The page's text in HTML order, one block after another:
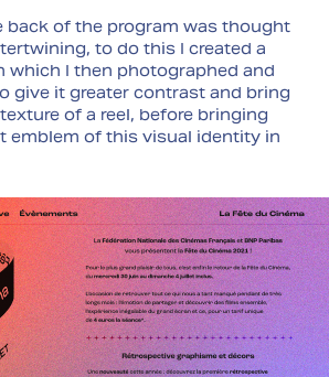
back of the program was thought
to do this I created a
which I then photographed and
give it greater contrast and bring
of a reel, before bringing
emblem of this visual identity in